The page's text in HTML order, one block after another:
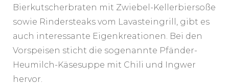
Bierkutscherbraten mit Zwiebel-Kellerbiersoße
sowie Rindersteaks vom Lavasteingrill, gibt es
auch interessante Eigenkreationen. Bei den
Vorspeisen sticht die sogenannte Pfänder-
Heumilch-Käsesuppe mit Chili und Ingwer
hervor.